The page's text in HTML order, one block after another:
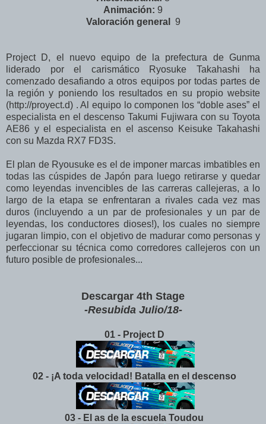
Animación: 9
Valoración general 9
Project D, el nuevo equipo de la prefectura de Gunma
liderado por el carismático Ryosuke Takahashi ha
comenzado desafiando a otros equipos por todas partes de
la región y poniendo los resultados en su propio website
(http://proyect.d) . Al equipo lo componen los “doble ases” el
especialista en el descenso Takumi Fujiwara con su Toyota
AE86 y el especialista en el ascenso Keisuke Takahashi
con su Mazda RX7 FD3S.
El plan de Ryousuke es el de imponer marcas imbatibles en
todas las cúspides de Japón para luego retirarse y quedar
como leyendas invencibles de las carreras callejeras, a lo
largo de la etapa se enfrentaran a rivales cada vez mas
duros (incluyendo a un par de profesionales y un par de
leyendas, los conductores dioses!), los cuales no siempre
jugaran limpio, con el objetivo de madurar como personas y
perfeccionar su técnica como corredores callejeros con un
futuro posible de profesionales...
Descargar 4th Stage
-Resubida Julio/18-
01 - Project D
02 - ¡A toda velocidad! Batalla en el descenso
03 - El as de la escuela Toudou